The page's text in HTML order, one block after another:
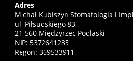
Adres
Michał Kubiszyn Stomatologia i
ul. Piłsudskiego 83,
21-560 Międzyrzec Podlaski
NIP: 5372641235
Regon: 369533911